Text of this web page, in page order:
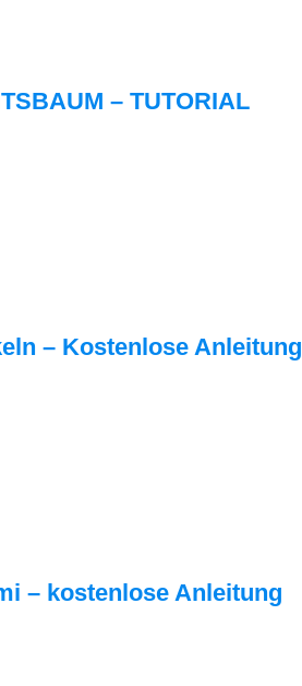
– TUTORIAL
– Kostenlose Anleitung
– kostenlose Anleitung